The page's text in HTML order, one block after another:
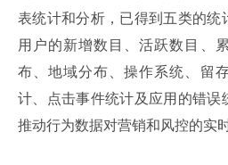
表统计和分析，已得到五类的统
用户的新增数目、活跃数目、
布、地域分布、操作系统、留
计、点击事件统计及应用的错误
推动行为数据对营销和风控的实